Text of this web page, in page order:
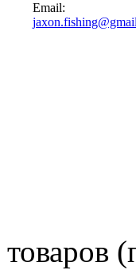
Email:
товаров